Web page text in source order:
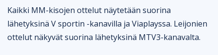
Kaikki MM-kisojen ottelut näytetään suorina
lähetyksinä V sportin -kanavilla ja Viaplayssa. Leijonien
ottelut näkyvät suorina lähetyksinä MTV3-kanavalta.